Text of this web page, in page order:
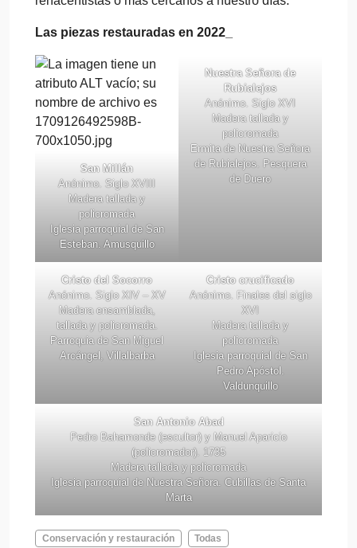
Las piezas restauradas en 2022_
San Millán
Anónimo. Siglo XVIII
Madera tallada y
policromada
Iglesia parroquial de San
Esteban. Amusquillo
Nuestra Señora de
Rubialejos
Anónimo. Siglo XVI
Madera tallada y
policromada
Ermita de Nuestra Señora
de Rubialejos. Pesquera
de Duero
Cristo del Socorro
Anónimo. Siglo XIV – XV
Madera ensamblada,
tallada y policromada.
Parroquia de San Miguel
Arcángel, Villalbarba
Cristo crucificado
Anónimo. Finales del siglo
XVI
Madera tallada y
policromada
Iglesia parroquial de San
Pedro Apóstol.
Valdunquillo
San Antonio Abad
Pedro Bahamonde (escultor) y Manuel Aparicio
(policromador). 1735
Madera tallada y policromada
Iglesia parroquial de Nuestra Señora. Cubillas de Santa
Marta
Conservación y restauración Todas